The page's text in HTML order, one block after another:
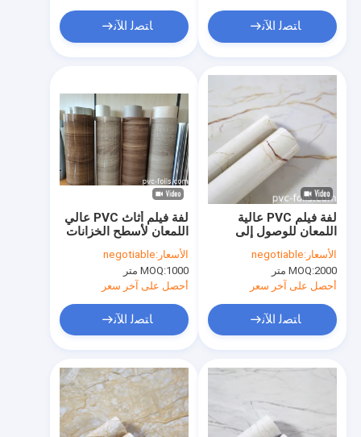
فيديوهات
ﺎﺘﺼﻟ ﺍﻶﻧ ﺎﺘﺼﻟ ﺍﻶﻧ
لفة فيلم أثاث PVC عالي
اللمعان لأسطح الخزانات
الحديثة
الأسعار:negotiable
MOQ:1000 متر
أحصل على آخر سعر
ﺎﺘﺼﻟ ﺍﻶﻧ
لفة فيلم PVC عالية
اللمعان للوصول إلى
الأشعة فوق البنفسجية
الأسعار:negotiable
MOQ:2000 متر
أحصل على آخر سعر
ﺎﺘﺼﻟ ﺍﻶﻧ